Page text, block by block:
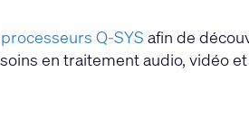
processeurs Q-SYS afin de
en traitement audio, vidéo